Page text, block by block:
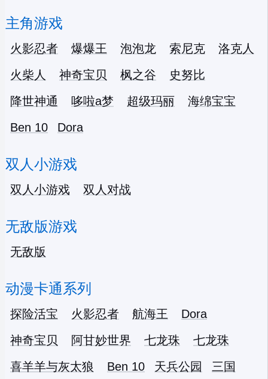
主角游戏
火影忍者 爆爆王 泡泡龙 索尼克
洛克人
火柴人
神奇宝贝 枫之谷
史努比
降世神通
哆啦a梦 超级玛丽
海绵宝宝
Ben 10
Dora
双人小游戏
双人小游戏 双人对战
无敌版游戏
无敌版
动漫卡通系列
探险活宝 火影忍者 航海王
Dora
神奇宝贝
阿甘妙世界 七龙珠
七龙珠
喜羊羊与灰太狼
Ben 10 天兵公园
三国